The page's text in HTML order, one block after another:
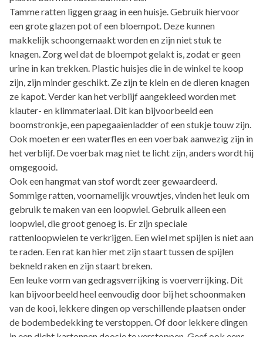
Tamme ratten liggen graag in een huisje. Gebruik hiervoor
een grote glazen pot of een bloempot. Deze kunnen
makkelijk schoongemaakt worden en zijn niet stuk te
knagen. Zorg wel dat de bloempot gelakt is, zodat er geen
urine in kan trekken. Plastic huisjes die in de winkel te koop
zijn, zijn minder geschikt. Ze zijn te klein en de dieren knagen
ze kapot. Verder kan het verblijf aangekleed worden met
klauter- en klimmateriaal. Dit kan bijvoorbeeld een
boomstronkje, een papegaaienladder of een stukje touw zijn.
Ook moeten er een waterfles en een voerbak aanwezig zijn in
het verblijf. De voerbak mag niet te licht zijn, anders wordt hij
omgegooid.
Ook een hangmat van stof wordt zeer gewaardeerd.
Sommige ratten, voornamelijk vrouwtjes, vinden het leuk om
gebruik te maken van een loopwiel. Gebruik alleen een
loopwiel, die groot genoeg is. Er zijn speciale
rattenloopwielen te verkrijgen. Een wiel met spijlen is niet aan
te raden. Een rat kan hier met zijn staart tussen de spijlen
bekneld raken en zijn staart breken.
Een leuke vorm van gedragsverrijking is voerverrijking. Dit
kan bijvoorbeeld heel eenvoudig door bij het schoonmaken
van de kooi, lekkere dingen op verschillende plaatsen onder
de bodembedekking te verstoppen. Of door lekkere dingen